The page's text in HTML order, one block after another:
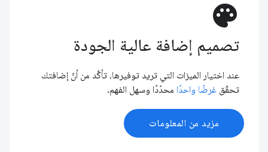
palette
تصميم إضافة عالية الجودة
عند اختيار الميزات التي تريد توفيرها، تأكَّد من أنّ إضافتك
تحقّق غرضًا واحدًا محدّدًا وسهل الفهم.
مزيد من المعلومات